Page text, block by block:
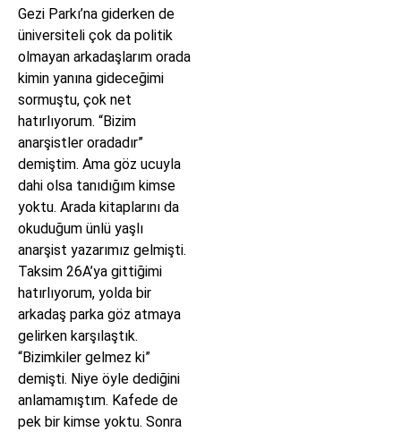
Gezi Parkı’na giderken de
üniversiteli çok da politik
olmayan arkadaşlarım orada
kimin yanına gideceğimi
sormuştu, çok net
hatırlıyorum. “Bizim
anarşistler oradadır”
demiştim. Ama göz ucuyla
dahi olsa tanıdığım kimse
yoktu. Arada kitaplarını da
okuduğum ünlü yaşlı
anarşist yazarımız gelmişti.
Taksim 26A’ya gittiğimi
hatırlıyorum, yolda bir
arkadaş parka göz atmaya
gelirken karşılaştık.
“Bizimkiler gelmez ki”
demişti. Niye öyle dediğini
anlamamıştım. Kafede de
pek bir kimse yoktu. Sonra